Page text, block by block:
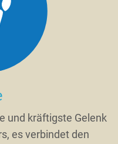
und kräftigste Gelenk
es verbindet den